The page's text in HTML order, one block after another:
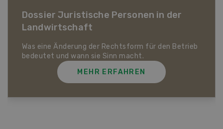
Dossier Bio-Artikel
MEHR ERFAHREN